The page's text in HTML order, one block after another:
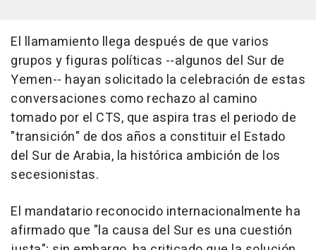
El llamamiento llega después de que varios
grupos y figuras políticas --algunos del Sur de
Yemen-- hayan solicitado la celebración de estas
conversaciones como rechazo al camino
tomado por el CTS, que aspira tras el periodo de
"transición" de dos años a constituir el Estado
del Sur de Arabia, la histórica ambición de los
secesionistas.
El mandatario reconocido internacionalmente ha
afirmado que "la causa del Sur es una cuestión